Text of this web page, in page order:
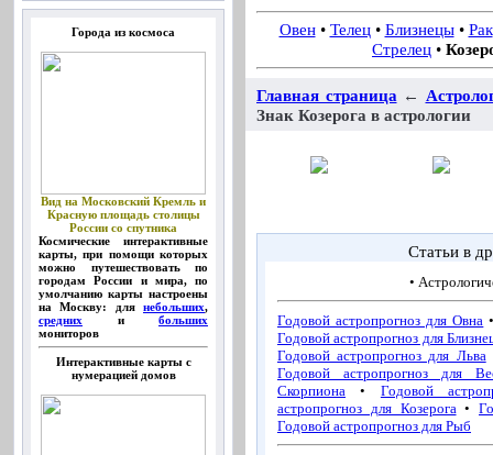
Города из космоса
Вид на Московский Кремль и
Красную площадь столицы
России со спутника
Космические интерактивные
карты, при помощи которых
можно путешествовать по
городам России и мира, по
умолчанию карты настроены
на Москву: для небольших,
средних и больших
мониторов
Интерактивные карты с
нумерацией домов
Овен• Телец• Близнецы• Рак
Стрелец •
Главная страница ←
Знак Козерога в астрологии
Статьи в
•
Годовой астропрогноз для Овна
Годовой астропрогноз для
Годовой астропрогноз для Льва
Годовой астропрогноз для
Скорпиона • Годовой
астропрогноз для Козерога •
Годовой астропрогноз для Рыб